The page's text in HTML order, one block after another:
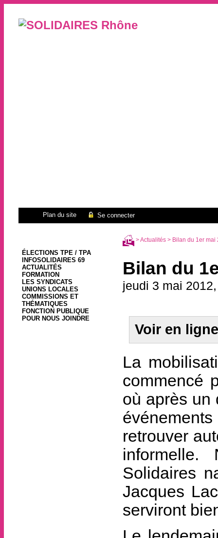
Plan du site Se connecter
ÉLECTIONS TPE / TPA
INFOSOLIDAIRES 69
ACTUALITÉS
FORMATION
LES SYNDICATS
UNIONS LOCALES
COMMISSIONS ET
THÉMATIQUES
FONCTION PUBLIQUE
POUR NOUS JOINDRE
>Actualités> Bilan du 1er mai
Bilan du
jeudi 3 mai
Voir en
La
commencé
où après un
retrouver
Solidaires
Jacques
serviront